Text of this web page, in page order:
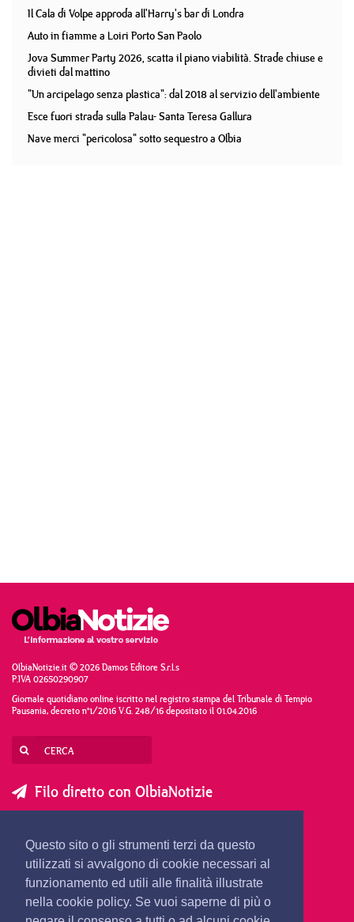
Questo sito o gli strumenti terzi da questo
utilizzati si avvalgono di cookie necessari al
funzionamento ed utili alle finalità illustrate
nella cookie policy. Se vuoi saperne di più o
Il Cala di Volpe approda all'Harry's bar di Londra
Auto in fiamme a Loiri Porto San Paolo
Jova Summer Party 2026, scatta il piano viabilità. Strade chiuse e
divieti dal mattino
"Un arcipelago senza plastica": dal 2018 al servizio dell'ambiente
Esce fuori strada sulla Palau- Santa Teresa Gallura
Nave merci "pericolosa" sotto sequestro a Olbia
OlbiaNotizie.it © 2026 Damos Editore S.r.l.s
P.IVA 02650290907
Giornale quotidiano online iscritto nel registro stampa del Tribunale di Tempio
Pausania, decreto n°1/2016 V.G. 248/16 depositato il 01.04.2016
Filo diretto con OlbiaNotizie
SEGNALA UNA NOTIZIA
SEGNALA UN EVENTO
redazione@olbianotizie.it